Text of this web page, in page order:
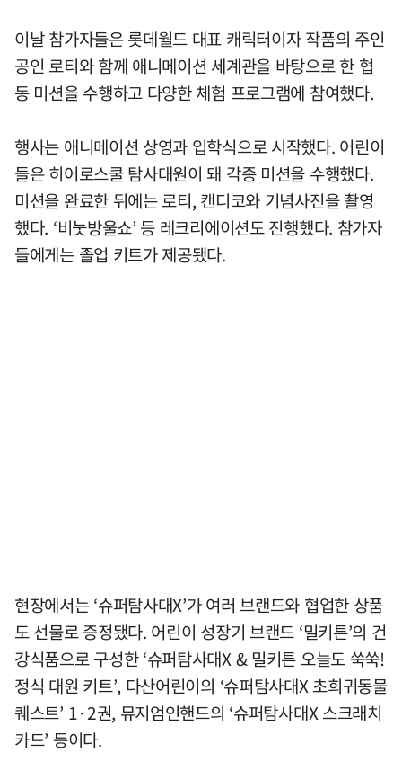
이날 참가자들은 롯데월드 대표 캐릭터이자 작품의 주인
공인 로티와 함께 애니메이션 세계관을 바탕으로 한 협
동 미션을 수행하고 다양한 체험 프로그램에 참여했다.
행사는 애니메이션 상영과 입학식으로 시작했다. 어린이
들은 히어로스쿨 탐사대원이 돼 각종 미션을 수행했다.
미션을 완료한 뒤에는 로티, 캔디코와 기념사진을 촬영
했다. ‘비눗방울쇼’ 등 레크리에이션도 진행했다. 참가자
들에게는 졸업 키트가 제공됐다.
현장에서는 ‘슈퍼탐사대X’가 여러 브랜드와 협업한 상품
도 선물로 증정됐다. 어린이 성장기 브랜드 ‘밀키튼’의 건
강식품으로 구성한 ‘슈퍼탐사대X & 밀키튼 오늘도 쑥쑥!
정식 대원 키트’, 다산어린이의 ‘슈퍼탐사대X 초희귀동물
퀘스트’ 1·2권, 뮤지엄인핸드의 ‘슈퍼탐사대X 스크래치
카드’ 등이다.